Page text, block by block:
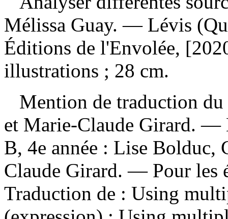
Mélissa Guay. — Lévis
Éditions de l'Envolée,
illustrations ; 28 cm.
Mention de traduction du
et Marie-Claude Girard. —
B, 4e année : Lise Bolduc,
Claude Girard. — Pour les
Traduction de : Using